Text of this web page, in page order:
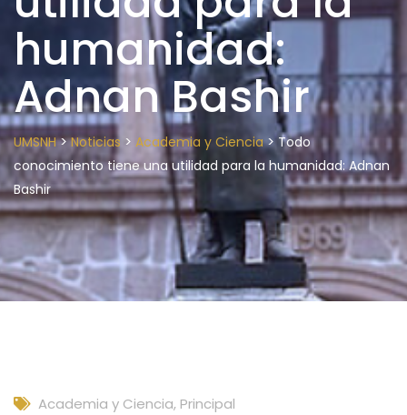
humanidad:
Adnan Bashir
UMSNH>Noticias > Academia y Ciencia>Todo
conocimiento tiene una utilidad para la humanidad: Adnan
Bashir
Academia y Ciencia, Principal